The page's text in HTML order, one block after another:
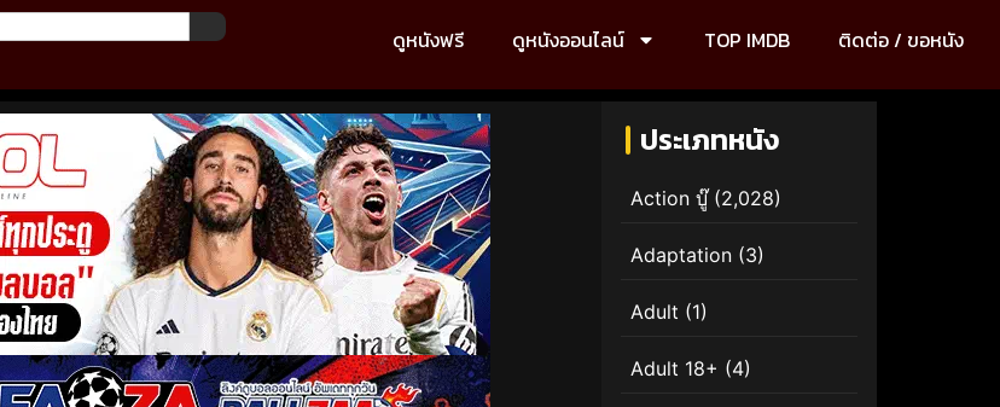
ดูหนังฟรี ดูหนังออนไลน์ TOP IMDB ติดต่อ / ขอหนัง
ประเภทหนัง
Action บู๊(2,028)
Adaptation (3)
Adult (1)
Adult 18+ (4)